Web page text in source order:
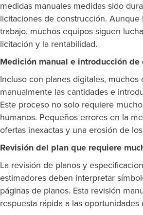
medidas manuales medidas sido
licitaciones de construcción.
trabajo, muchos equipos siguen
licitación y la rentabilidad.
Medición manual e introducción de
Incluso con planes digitales,
manualmente las cantidades e
Este proceso no solo requiere
humanos. Pequeños errores en la
ofertas inexactas y una erosión de
Revisión del plan que requiere
La revisión de planos y
estimadores deben interpretar
páginas de planos. Esta revisión
respuesta rápida a las oportunidades